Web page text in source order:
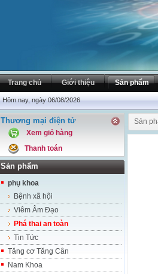
Trang chủ Giới thiệu Sản phẩm
Hôm nay, ngày 06/08/2026
Thương mại điện tử
Xem giỏ hàng
Thanh toán
Sản phẩm
phụ khoa
Bệnh xã hội
Viêm Âm Đạo
Phá thai an toàn
Tin Tức
Tăng cơ Tăng Cân
Nam Khoa
Sản